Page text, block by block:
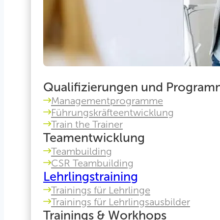
Qualifizierungen und
Managementprogramme
Führungskräfteentwicklung
Train the Trainer
Teamentwicklung
Teambuilding
CSR Teambuilding
Lehrlingstraining
Trainings für Lehrlinge
Trainings für Lehrlingsausbilder
Trainings & Workhops